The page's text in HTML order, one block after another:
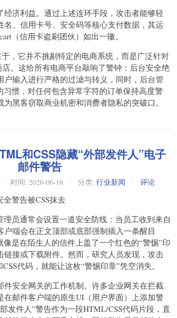
经济利益。通过上述连环手段，攻击者能够轻
名、信用卡号、安全码等核心支付数据，其运
（信用卡盗刷团伙）如出一辙。
于，它并不挑剔特定的电商系统，而是广泛针对
店。这给所有电商平台敲响了警钟：后台安全绝
户输入进行严格的过滤与转义，同时，后台管
习惯，对任何包含异常字符的订单保持高度警
黑客窃取商业机密和消费者隐私的突破口。
和CSS隐藏“外部发件人”电子
邮件警告
时间: 2026-06-16 分类: 行业新闻 评论
警告被CSS抹去
员通常会设置一道安全防线：当员工收到来自
端会在正文顶部或底部强制插入一条醒目
像是在陌生人的信件上盖了一个红色的“警惕”印
链接或下载附件。然而，研究人员发现，攻击
代码，就能让这枚“警惕印章”凭空消失。
件安全网关的工作机制。许多企业网关在拦截
在邮件客户端的原生UI（用户界面）上添加警
发件人”警告作为一段HTML/CSS代码片段，直